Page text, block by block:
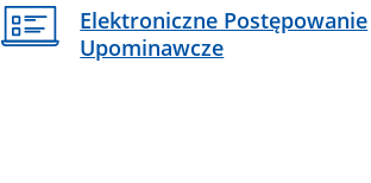
Elektroniczne Postępowanie
Upominawcze